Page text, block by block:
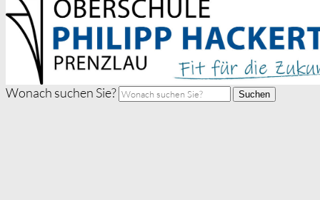
Wonach suchen Sie? Suchen